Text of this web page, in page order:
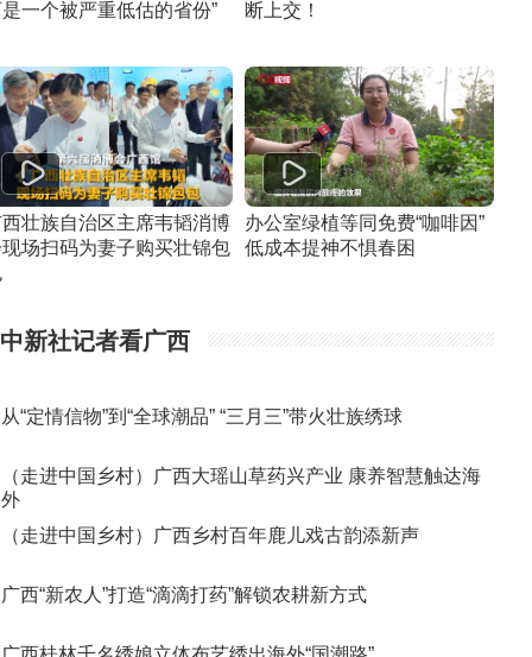
一个被严重低估的省份” 断上交！
壮族自治区主席韦韬消博
场扫码为妻子购买壮锦包
办公室绿植等同免费“咖啡因”
低成本提神不惧春困
中新社记者看广西
从“定情信物”到“全球潮品” “三月三”带火壮族绣球
（走进中国乡村）广西大瑶山草药兴产业 康养智慧触达海
外
（走进中国乡村）广西乡村百年鹿儿戏古韵添新声
广西“新农人”打造“滴滴打药”解锁农耕新方式